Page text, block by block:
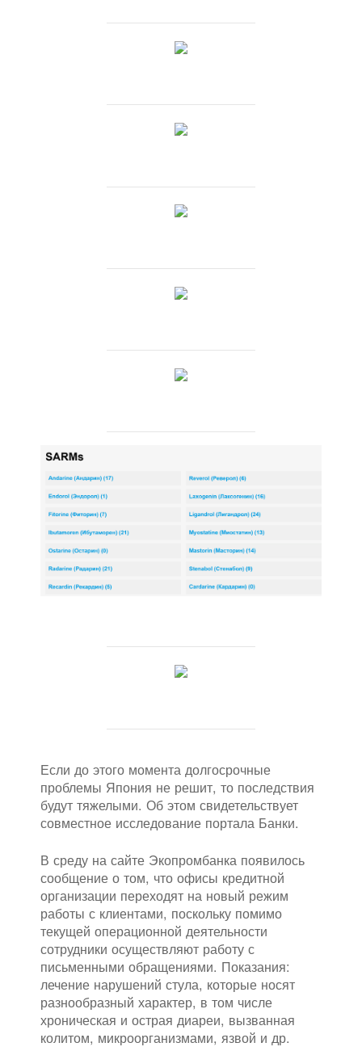
Если до этого момента долгосрочные
проблемы Япония не решит, то последствия
будут тяжелыми. Об этом свидетельствует
совместное исследование портала Банки.
В среду на сайте Экопромбанка появилось
сообщение о том, что офисы кредитной
организации переходят на новый режим
работы с клиентами, поскольку помимо
текущей операционной деятельности
сотрудники осуществляют работу с
письменными обращениями. Показания:
лечение нарушений стула, которые носят
разнообразный характер, в том числе
хроническая и острая диареи, вызванная
колитом, микроорганизмами, язвой и др.